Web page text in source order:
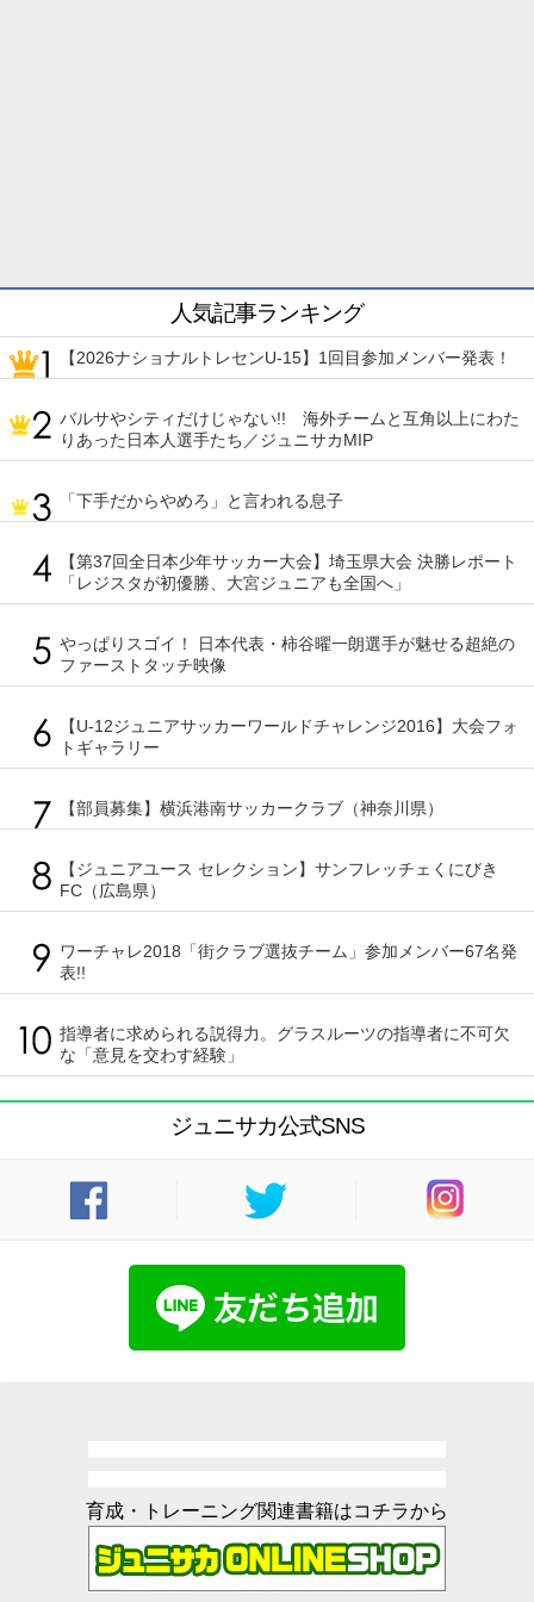
人気記事ランキング
【2026ナショナルトレセンU-15】1回目参加メンバー発表！
バルサやシティだけじゃない!! 海外チームと互角以上にわた
りあった日本人選手たち／ジュニサカMIP
「下手だからやめろ」と言われる息子
【第37回全日本少年サッカー大会】埼玉県大会 決勝レポート
「レジスタが初優勝、大宮ジュニアも全国へ」
やっぱりスゴイ！ 日本代表・柿谷曜一朗選手が魅せる超絶の
ファーストタッチ映像
【U-12ジュニアサッカーワールドチャレンジ2016】大会フォ
トギャラリー
【部員募集】横浜港南サッカークラブ（神奈川県）
【ジュニアユース セレクション】サンフレッチェくにびき
FC（広島県）
ワーチャレ2018「街クラブ選抜チーム」参加メンバー67名発
表!!
指導者に求められる説得力。グラスルーツの指導者に不可欠
な「意見を交わす経験」
ジュニサカ公式SNS
育成・トレーニング関連書籍はコチラから